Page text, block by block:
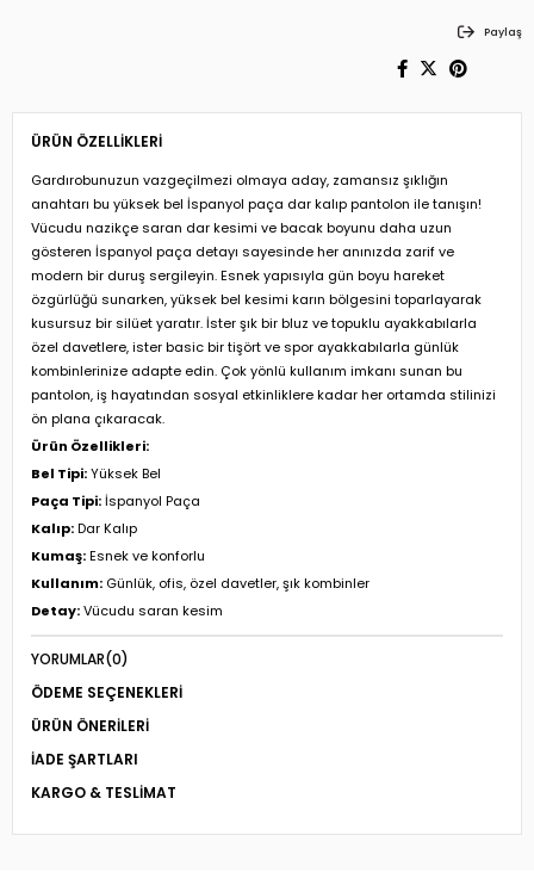
Paylaş
ÜRÜN ÖZELLIKLERI
Gardırobunuzun vazgeçilmezi olmaya aday, zamansız şıklığın
anahtarı bu yüksek bel İspanyol paça dar kalıp pantolon ile tanışın!
Vücudu nazikçe saran dar kesimi ve bacak boyunu daha uzun
gösteren İspanyol paça detayı sayesinde her anınızda zarif ve
modern bir duruş sergileyin. Esnek yapısıyla gün boyu hareket
özgürlüğü sunarken, yüksek bel kesimi karın bölgesini toparlayarak
kusursuz bir silüet yaratır. İster şık bir bluz ve topuklu ayakkabılarla
özel davetlere, ister basic bir tişört ve spor ayakkabılarla günlük
kombinlerinize adapte edin. Çok yönlü kullanım imkanı sunan bu
pantolon, iş hayatından sosyal etkinliklere kadar her ortamda stilinizi
ön plana çıkaracak.
Ürün Özellikleri:
Bel Tipi:Yüksek Bel
Paça Tipi:İspanyol Paça
Kalıp:Dar Kalıp
Kumaş:Esnek ve konforlu
Kullanım: Günlük, ofis, özel davetler, şık kombinler
Detay:Vücudu saran kesim
YORUMLAR(0)
ÖDEME SEÇENEKLERI
ÜRÜN ÖNERILERI
İADE ŞARTLARI
KARGO & TESLIMAT